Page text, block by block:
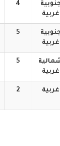
غربية
4
غربية
5
غربية
5
غربية 2